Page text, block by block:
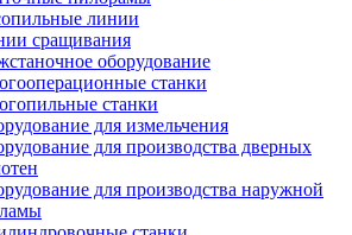
линии
сращивания
оборудование
станки
станки
для измельчения
для производства дверных
для производства наружной